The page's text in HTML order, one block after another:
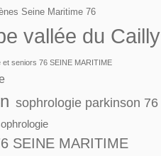
Seine Maritime 76
vallée du Cailly
et seniors 76 SEINE MARITIME
sophrologie parkinson 76
SEINE MARITIME